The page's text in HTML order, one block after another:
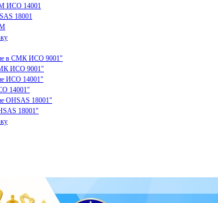
ИСО 14001
18001
в СМК ИСО 9001"
ИСО 9001"
ИСО 14001"
14001"
OHSAS 18001"
18001"